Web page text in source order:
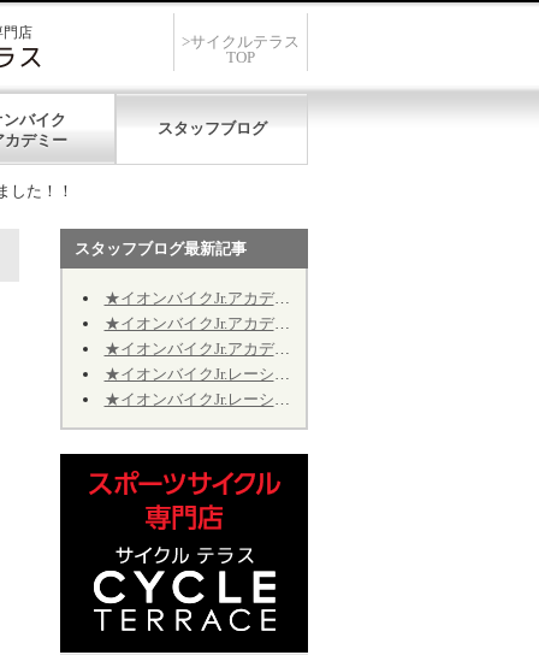
門店
>サイクルテラス
TOP
バイク スタッフブログ
した！！
スタッフブログ最新記事
★イオンバイクJr.アカデミー★第12期★第５回★明日7/19、開催致します★
★イオンバイクJr.アカデミー★第12期★第４回★明日7/11、振り替え開催致します★
★イオンバイクJr.アカデミー★第12期★2026年9月の開催日程のお知らせ
★イオンバイクJr.レーシング★第10期★2026年9月の予定★～Jr.アカデミーではありません～
★イオンバイクJr.レーシング★第10期★後半期ご継続のお手続きについて★※Jr.アカデミーではありません